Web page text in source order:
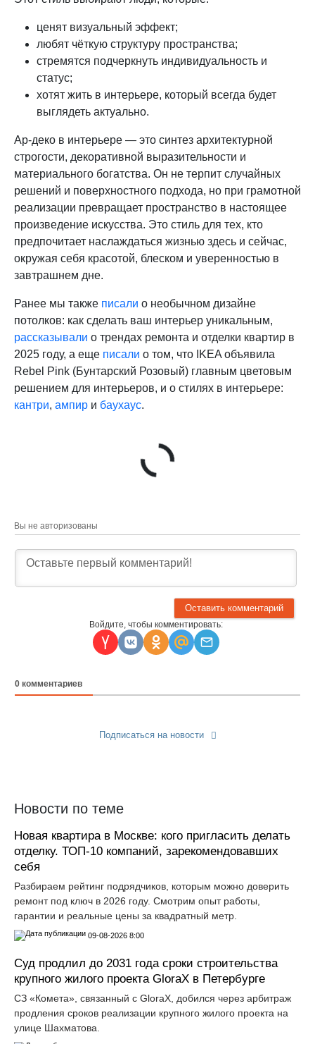
ценят визуальный эффект;
любят чёткую структуру пространства;
стремятся подчеркнуть индивидуальность и
статус;
хотят жить в интерьере, который всегда будет
выглядеть актуально.
Ар-деко в интерьере — это синтез архитектурной
строгости, декоративной выразительности и
материального богатства. Он не терпит случайных
решений и поверхностного подхода, но при грамотной
реализации превращает пространство в настоящее
произведение искусства. Это стиль для тех, кто
предпочитает наслаждаться жизнью здесь и сейчас,
окружая себя красотой, блеском и уверенностью в
завтрашнем дне.
Ранее мы также писали о необычном дизайне
потолков: как сделать ваш интерьер уникальным,
рассказывали о трендах ремонта и отделки квартир в
2025 году, а еще писали о том, что IKEA объявила
Rebel Pink (Бунтарский Розовый) главным цветовым
решением для интерьеров, и о стилях в интерьере:
кантри, ампир и баухаус.
Вы не авторизованы
Войдите, чтобы комментировать:
0 комментариев
Подписаться на новости
Новости по теме
Новая квартира в Москве: кого пригласить делать
отделку. ТОП-10 компаний, зарекомендовавших
себя
Разбираем рейтинг подрядчиков, которым можно доверить
ремонт под ключ в 2026 году. Смотрим опыт работы,
гарантии и реальные цены за квадратный метр.
09-08-2026 8:00
Суд продлил до 2031 года сроки строительства
крупного жилого проекта GloraX в Петербурге
СЗ «Комета», связанный с GloraX, добился через арбитраж
продления сроков реализации крупного жилого проекта на
улице Шахматова.